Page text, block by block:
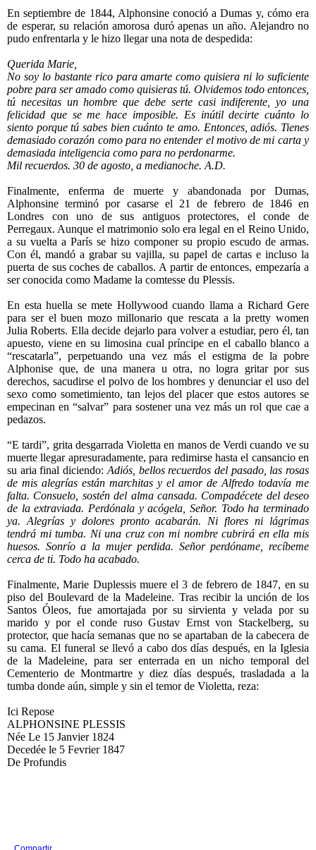
En septiembre de 1844, Alphonsine conoció a Dumas y, cómo era
de esperar, su relación amorosa duró apenas un año. Alejandro no
pudo enfrentarla y le hizo llegar una nota de despedida:
Querida Marie,
No soy lo bastante rico para amarte como quisiera ni lo suficiente
pobre para ser amado como quisieras tú. Olvidemos todo entonces,
tú necesitas un hombre que debe serte casi indiferente, yo una
felicidad que se me hace imposible. Es inútil decirte cuánto lo
siento porque tú sabes bien cuánto te amo. Entonces, adiós. Tienes
demasiado corazón como para no entender el motivo de mi carta y
demasiada inteligencia como para no perdonarme.
Mil recuerdos. 30 de agosto, a medianoche. A.D.
Finalmente, enferma de muerte y abandonada por Dumas,
Alphonsine terminó por casarse el 21 de febrero de 1846 en
Londres con uno de sus antiguos protectores, el conde de
Perregaux. Aunque el matrimonio solo era legal en el Reino Unido,
a su vuelta a París se hizo componer su propio escudo de armas.
Con él, mandó a grabar su vajilla, su papel de cartas e incluso la
puerta de sus coches de caballos. A partir de entonces, empezaría a
ser conocida como Madame la comtesse du Plessis.
En esta huella se mete Hollywood cuando llama a Richard Gere
para ser el buen mozo millonario que rescata a la pretty women
Julia Roberts. Ella decide dejarlo para volver a estudiar, pero él, tan
apuesto, viene en su limosina cual príncipe en el caballo blanco a
“rescatarla”, perpetuando una vez más el estigma de la pobre
Alphonise que, de una manera u otra, no logra gritar por sus
derechos, sacudirse el polvo de los hombres y denunciar el uso del
sexo como sometimiento, tan lejos del placer que estos autores se
empecinan en “salvar” para sostener una vez más un rol que cae a
pedazos.
“E tardi”, grita desgarrada Violetta en manos de Verdi cuando ve su
muerte llegar apresuradamente, para redimirse hasta el cansancio en
su aria final diciendo:Adiós, bellos recuerdos del pasado, las rosas
de mis alegrías están marchitas y el amor de Alfredo todavía me
falta. Consuelo, sostén del alma cansada. Compadécete del deseo
de la extraviada. Perdónala y acógela, Señor. Todo ha terminado
ya. Alegrías y dolores pronto acabarán. Ni flores ni lágrimas
tendrá mi tumba. Ni una cruz con mi nombre cubrirá en ella mis
huesos. Sonrío a la mujer perdida. Señor perdóname, recíbeme
cerca de ti. Todo ha acabado.
Finalmente, Marie Duplessis muere el 3 de febrero de 1847, en su
piso del Boulevard de la Madeleine. Tras recibir la unción de los
Santos Óleos, fue amortajada por su sirvienta y velada por su
marido y por el conde ruso Gustav Ernst von Stackelberg, su
protector, que hacía semanas que no se apartaban de la cabecera de
su cama. El funeral se llevó a cabo dos días después, en la Iglesia
de la Madeleine, para ser enterrada en un nicho temporal del
Cementerio de Montmartre y diez días después, trasladada a la
tumba donde aún, simple y sin el temor de Violetta, reza:
Ici Repose
ALPHONSINE PLESSIS
Née Le 15 Janvier 1824
Decedée le 5 Fevrier 1847
De Profundis